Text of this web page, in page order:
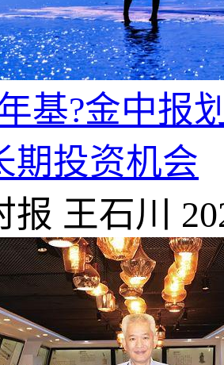
基?金中报
期投资机会
报 王石川